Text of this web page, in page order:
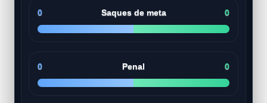
0 Saques de meta 0
0 Penal 0